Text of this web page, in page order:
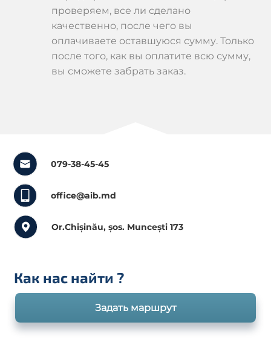
проверяем, все ли сделано
качественно, после чего вы
оплачиваете оставшуюся сумму. Только
после того, как вы оплатите всю сумму,
вы сможете забрать заказ.
079-38-45-45
office@aib.md
Or.Chișinău, șos. Muncești 173
Как нас найти ?
Задать маршрут